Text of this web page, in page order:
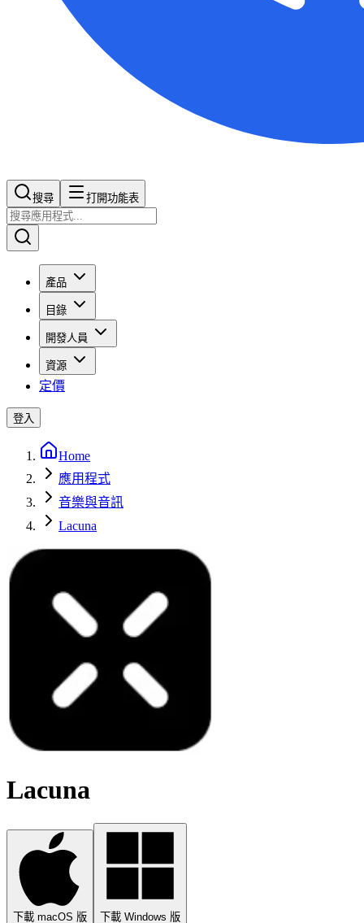
搜尋​​​​ 打開功能表
產品
目錄
開發人員
資源
定價
登入
Home
應用程式
音樂與音訊
Lacuna
Lacuna
下載 macOS 版 下載 Windows 版